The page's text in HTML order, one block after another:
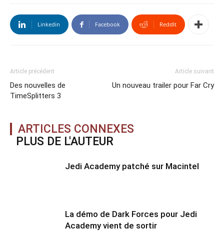
Linkedin Facebook ReddIt
Article précédent
Des nouvelles de
TimeSplitters 3
Article suivant
Un nouveau trailer pour Far Cry
ARTICLES CONNEXES
PLUS DE L'AUTEUR
Jedi Academy patché sur Macintel
La démo de Dark Forces pour Jedi
Academy vient de sortir